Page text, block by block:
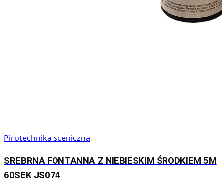
Pirotechnika sceniczna
SREBRNA FONTANNA Z NIEBIESKIM ŚRODKIEM 5M
60SEK JS074